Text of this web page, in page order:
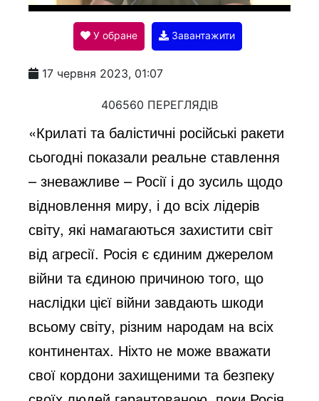
l
a
y
V
i
d
e
o
У обране Завантажити
17 червня 2023, 01:07
406560 ПЕРЕГЛЯДІВ
«Крилаті та балістичні російські ракети
сьогодні показали реальне ставлення
– зневажливе – Росії і до зусиль щодо
відновлення миру, і до всіх лідерів
світу, які намагаються захистити світ
від агресії. Росія є єдиним джерелом
війни та єдиною причиною того, що
наслідки цієї війни завдають шкоди
всьому світу, різним народам на всіх
континентах. Ніхто не може вважати
свої кордони захищеними та безпеку